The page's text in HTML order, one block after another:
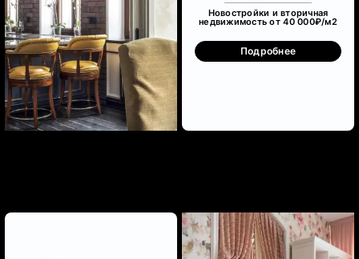
Новостройки и вторичная
недвижимость от 40 000₽/м2
Подробнее